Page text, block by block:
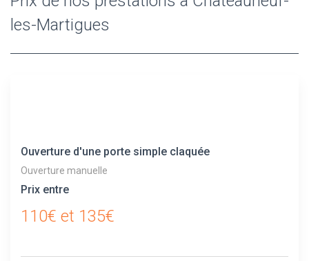
les-Martigues
Ouverture d'une porte simple claquée
Ouverture manuelle
Prix entre
110€ et 135€